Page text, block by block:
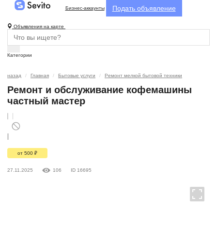
Бизнес-аккаунты Подать объявление
Объявления на карте
Категории
назад Главная Бытовые услуги Ремонт мелкой бытовой техники
Ремонт и обслуживание кофемашины
частный мастер
от 500 ₽
27.11.2025 106 ID 16695